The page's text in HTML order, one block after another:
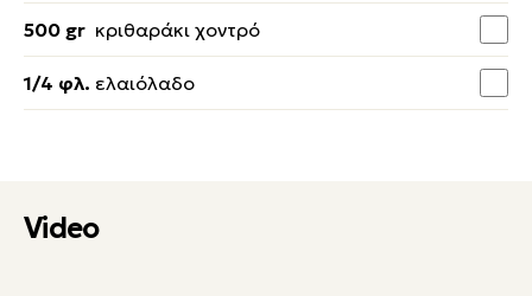
500 gr κριθαράκι χοντρό
1/4 φλ. ελαιόλαδο
Video